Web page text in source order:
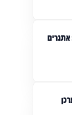
אתגרים